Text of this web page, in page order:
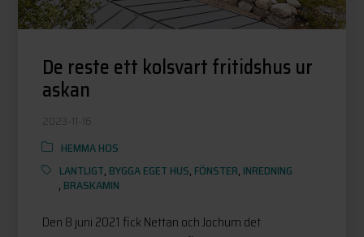
De reste ett kolsvart fritidshus ur
askan
2023-11-16
HEMMA HOS
LANTLIGT, BYGGA EGET HUS, FÖNSTER, INREDNING
, BRASKAMIN
Den 8 juni 2021 fick Nettan och Jochum det